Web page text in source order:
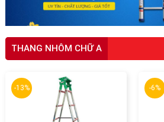
THANG NHÔM CHỮ A
-13% -6%